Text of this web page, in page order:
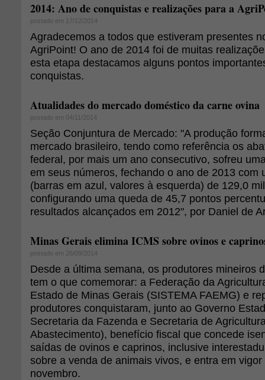
2014: Ano de conquistas e realizações para a
postado em 17/12/2014
Agradecemos a todos que estiveram presentes
AgriPoint! O ano de 2014 foi de muitas
esta etapa destacamos alguns pontos
conquistas.
Atualidades do mercado doméstico da carne ovina
postado em 04/11/2014
Seção Conjuntura de Mercado: "A produção
mercado brasileiro, tendo como referência os
federal, por mais um ano consecutivo, sofreu
em seus números, fechando o ano de 2013 com
(barras em azul, valores à esquerda) de 129,0
configurando uma queda de 45,7 pontos
resultados alcançados em 2012", por Daniel de
Minas Gerais elimina ICMS sobre ovinos e
postado em 26/09/2014
Desde a última semana, os produtores mineiros
tem o que comemorar: a Federação da
Estado de Minas Gerais (SISTEMA FAEMG) e
produtores conquistaram, junto ao Governo
Secretaria da Fazenda e Secretaria de
Abastecimento), benefício fiscal que concede
saídas de ovinos e caprinos, inclusive
sobre a venda de animais vivos, e entra em vigor
novembro.